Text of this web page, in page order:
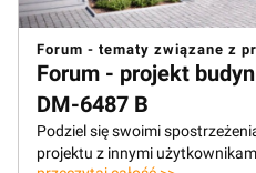
Forum - tematy związane z
Forum - projekt
DM-6487 B
Podziel się swoimi
projektu z innymi